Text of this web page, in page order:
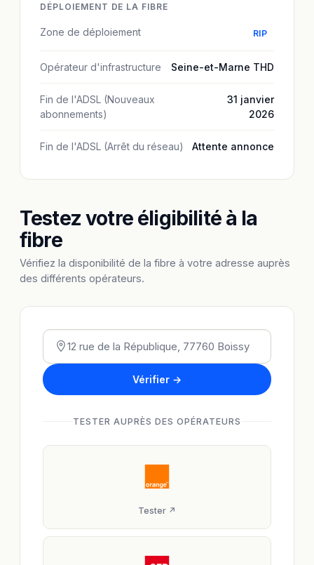
DÉPLOIEMENT DE LA FIBRE
Zone de déploiement RIP
Opérateur d'infrastructure Seine-et-Marne THD
Fin de l'ADSL (Nouveaux
abonnements)
31 janvier
2026
Fin de l'ADSL (Arrêt du réseau) Attente annonce
Testez votre éligibilité à la
fibre
Vérifiez la disponibilité de la fibre à votre adresse auprès
des différents opérateurs.
Vérifier →
TESTER AUPRÈS DES OPÉRATEURS
Tester ↗